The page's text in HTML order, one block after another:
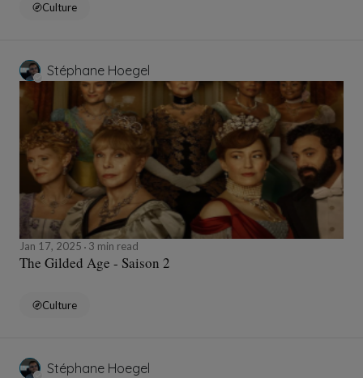
Culture
Stéphane Hoegel
Jan 17, 2025 3 min read
The Gilded Age - Saison 2
Culture
Stéphane Hoegel